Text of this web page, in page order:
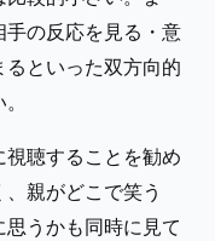
の反応を見る・意
といった双方向的
聴することを勧め
親がどこで笑う
うかも同時に見て